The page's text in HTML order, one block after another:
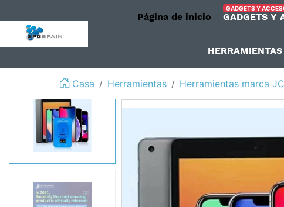
Página de inicio GADGETS Y
GADGETS Y
HERRAMIENTAS
Casa Herramientas Herramientas marca